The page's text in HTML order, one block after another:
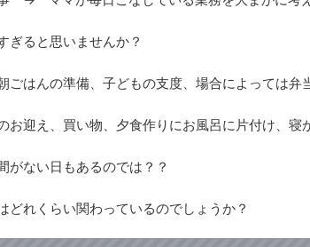
ぎると思いませんか？
ごはんの準備、子どもの支度、場合によっては弁
お迎え、買い物、夕食作りにお風呂に片付け、寝
がない日もあるのでは？？
どれくらい関わっているのでしょうか？